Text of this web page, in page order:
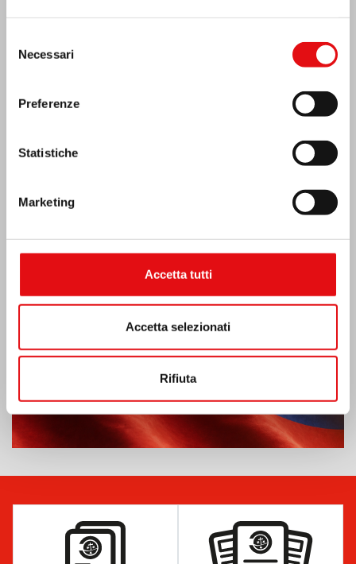
delNecessari
Preferenze
Statistiche
Marketing
Accetta tutti
Accetta selezionati
Rifiuta